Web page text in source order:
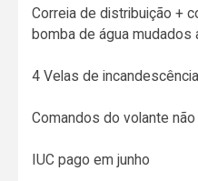
Correia de distribuição +
bomba de água mudados
4 Velas de
Comandos do volante não
IUC pago em junho